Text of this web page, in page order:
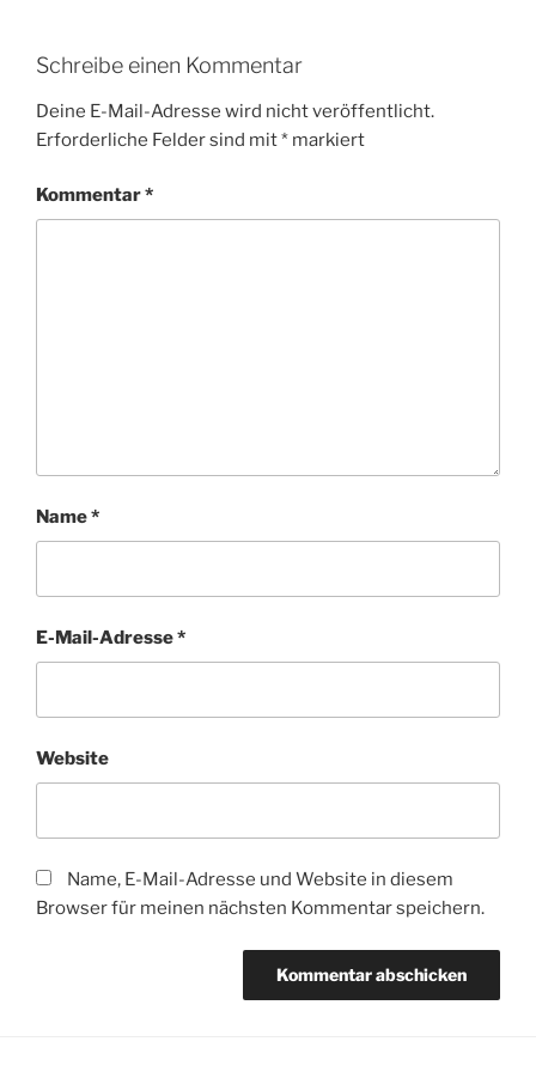
Schreibe einen Kommentar
Deine E-Mail-Adresse wird nicht veröffentlicht.
Erforderliche Felder sind mit* markiert
Kommentar*
Name*
E-Mail-Adresse*
Website
Name, E-Mail-Adresse und Website in diesem
Browser für meinen nächsten Kommentar speichern.